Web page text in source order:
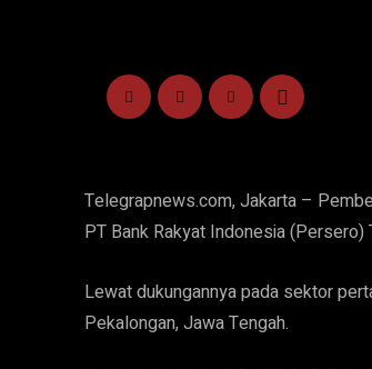
Telegrapnews.com, Jakarta –
PT Bank Rakyat Indonesia
Lewat dukungannya pada sektor
Pekalongan, Jawa Tengah.